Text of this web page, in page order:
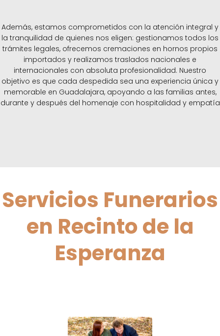
Además, estamos comprometidos con la atención integral y
la tranquilidad de quienes nos eligen: gestionamos todos los
trámites legales, ofrecemos cremaciones en hornos propios
importados y realizamos traslados nacionales e
internacionales con absoluta profesionalidad. Nuestro
objetivo es que cada despedida sea una experiencia única y
memorable en Guadalajara, apoyando a las familias antes,
durante y después del homenaje con hospitalidad y empatía
Servicios Funerarios
en Recinto de la
Esperanza